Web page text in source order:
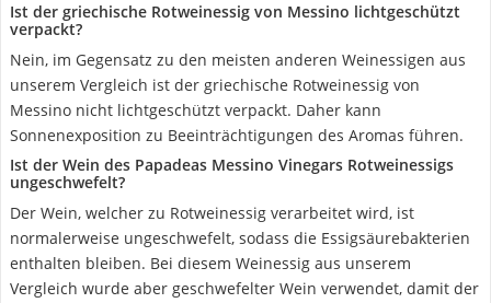
Ist der griechische Rotweinessig von Messino lichtgeschützt
verpackt?
Nein, im Gegensatz zu den meisten anderen Weinessigen aus
unserem Vergleich ist der griechische Rotweinessig von
Messino nicht lichtgeschützt verpackt. Daher kann
Sonnenexposition zu Beeinträchtigungen des Aromas führen.
Ist der Wein des Papadeas Messino Vinegars Rotweinessigs
ungeschwefelt?
Der Wein, welcher zu Rotweinessig verarbeitet wird, ist
normalerweise ungeschwefelt, sodass die Essigsäurebakterien
enthalten bleiben. Bei diesem Weinessig aus unserem
Vergleich wurde aber geschwefelter Wein verwendet, damit der